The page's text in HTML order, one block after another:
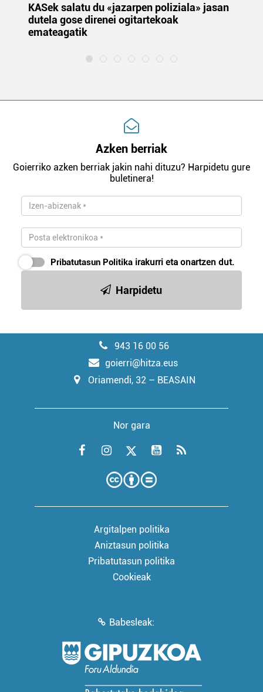
KASek salatu du «jazarpen poliziala» jasan
dutela gose direnei ogitartekoak
emateagatik
Azken berriak
Goierriko azken berriak jakin nahi dituzu? Harpidetu gure
buletinera!
Pribatutasun Politika irakurri eta onartzen dut.
Harpidetu
943 16 00 56
goierri@hitza.eus
Oriamendi, 32 – BEASAIN
Nor gara
Argitalpen politika
Aniztasun politika
Pribatutasun politika
Cookieak
Babesleak: